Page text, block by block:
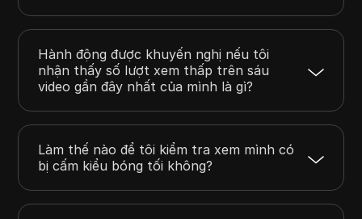
Hành động được khuyến nghị nếu tôi
nhận thấy số lượt xem thấp trên sáu
video gần đây nhất của mình là gì?
Làm thế nào để tôi kiểm tra xem mình có
bị cấm kiểu bóng tối không?